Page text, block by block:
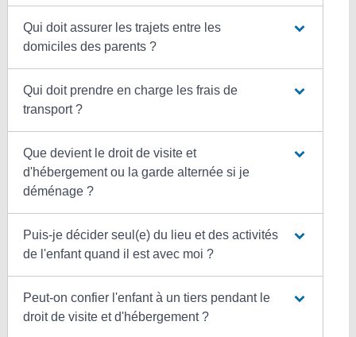
Qui doit assurer les trajets entre les
domiciles des parents ?
Qui doit prendre en charge les frais de
transport ?
Que devient le droit de visite et
d'hébergement ou la garde alternée si je
déménage ?
Puis-je décider seul(e) du lieu et des activités
de l'enfant quand il est avec moi ?
Peut-on confier l'enfant à un tiers pendant le
droit de visite et d'hébergement ?